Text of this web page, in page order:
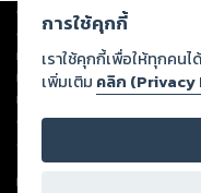
Copyright © 2026
ต่อผลงานหรือเนื้อหาใดที่อัปโหล
ทรัพย์สินทางปัญญาของบุคคลอื่
ทุกท่านโปรดใช้วิจารณญาณในก
หนึ่งส่วนใดขัดต่อกฎหมายและศี
ดำเนินการในทันที ทั้งนี้ ทางส
ลิขสิทธิ์ พ.ศ. 2537 (ฉบับล่าสุด)
For support:
การใช้คุกกี้
เราใช้คุกกี้เพื่อให้ทุกคน
เพิ่มเติม คลิก (Privacy